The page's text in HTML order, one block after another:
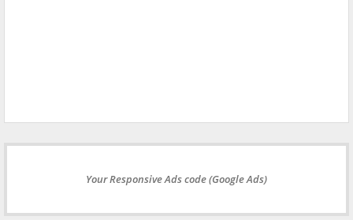
Your Responsive Ads code (Google Ads)